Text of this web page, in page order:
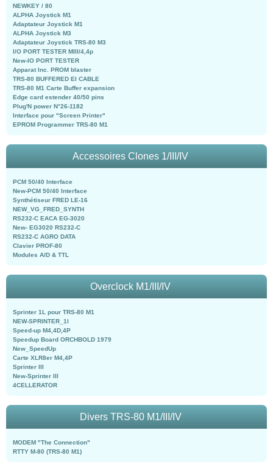
NEWKEY / 80
ALPHA Joystick M1
Adaptateur Joystick M1
ALPHA Joystick M3
Adaptateur Joystick TRS-80 M3
I/O PORT TESTER MIII/4,4p
New-IO PORT TESTER
Apparat Inc. PROM blaster
TRS-80 BUFFERED EI CABLE
TRS-80 M1 Carte Buffer expansion
Edge card estender 40/50 pins
Plug'N power N°26-1182
Interface pour "Screen Printer"
EPROM Programmer TRS-80 M1
Accessoires Clones 1/III/IV
PCM 50/40 Interface
New-PCM 50/40 Interface
Synthétiseur FRED LE-16
NEW_VG_FRED_SYNTH
RS232-C EACA EG-3020
New- EG3020 RS232-C
RS232-C AGRO DATA
Clavier PROF-80
Modules A/D & TTL
Overclock M1/III/IV
Sprinter 1L pour TRS-80 M1
NEW-SPRINTER_1l
Speed-up M4,4D,4P
Speedup Board ORCHBOLD 1979
New_SpeedUp
Carte XLR8er M4,4P
Sprinter III
New-Sprinter III
4CELLERATOR
Divers TRS-80 M1/III/IV
MODEM "The Connection"
RTTY M-80 (TRS-80 M1)